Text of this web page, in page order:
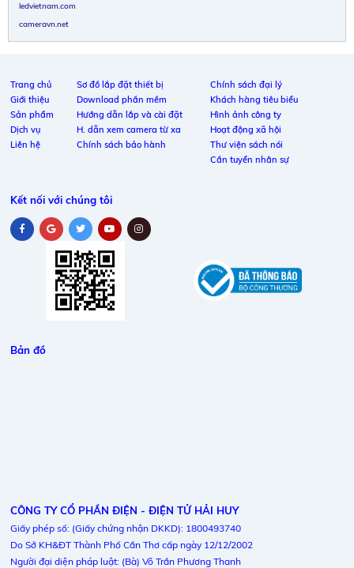
ledvietnam.com
cameravn.net
Trang chủ
Giới thiệu
Sản phẩm
Dịch vụ
Liên hệ
Sơ đồ lắp đặt thiết bị
Download phần mềm
Hướng dẫn lắp và cài đặt
H. dẫn xem camera từ xa
Chính sách bảo hành
Chính sách đại lý
Khách hàng tiêu biểu
Hình ảnh công ty
Hoạt động xã hội
Thư viện sách nói
Cần tuyển nhân sự
Kết nối với chúng tôi
Bản đồ
CÔNG TY CỔ PHẦN ĐIỆN - ĐIỆN TỬ HẢI HUY
Giấy phép số: (Giấy chứng nhận DKKD): 1800493740
Do Sở KH&ĐT Thành Phố Cần Thơ cấp ngày 12/12/2002
Người đại diện pháp luật: (Bà) Võ Trần Phương Thanh